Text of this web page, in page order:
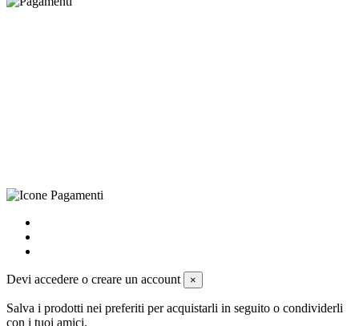
Devi accedere o creare un account ×
Salva i prodotti nei preferiti per acquistarli in seguito o condividerli
con i tuoi amici.